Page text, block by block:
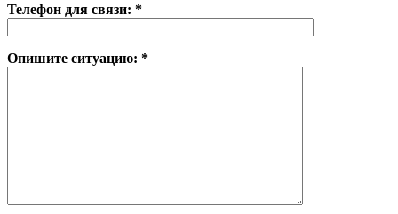
Телефон для связи: *
Опишите ситуацию: *